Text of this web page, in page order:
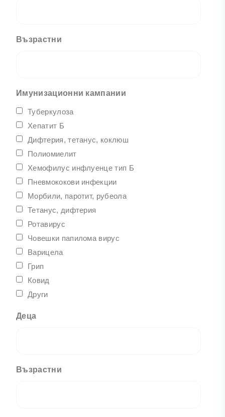
Възрастни
Имунизационни кампании
Туберкулоза
Хепатит Б
Дифтерия, тетанус, коклюш
Полиомиелит
Хемофилус инфлуенце тип Б
Пневмококови инфекции
Морбили, паротит, рубеола
Тетанус, дифтерия
Ротавирус
Човешки папилома вирус
Варицела
Грип
Ковид
Други
Деца
Възрастни